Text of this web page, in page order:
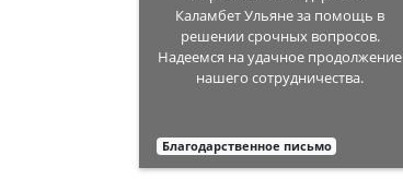
Каламбет Ульяне за помощь в
решении срочных вопросов.
Надеемся на удачное продолжение
нашего сотрудничества.
Благодарственное письмо